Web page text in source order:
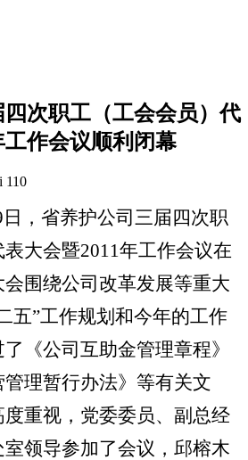
次职工（工会会员）代
工作会议顺利闭幕
110
日，省养护公司三届四次职
表大会暨2011年工作会议在
会围绕公司改革发展等重大
五”工作规划和今年的工作
《公司互助金管理章程》
理暂行办法》等有关文
重视，党委委员、副总经
领导参加了会议，邱榕木